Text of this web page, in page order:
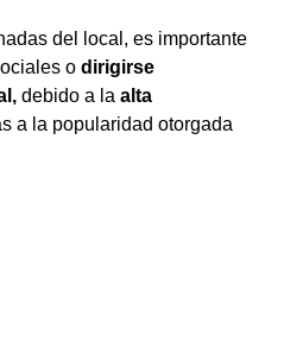
del local, es importante
o dirigirse
debido a la alta
a la popularidad otorgada